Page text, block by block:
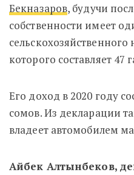
Бекназаров, будучи
собственности имеет
которого составляет 47
Его доход в 2020 году
сомов. Из декларации
владеет автомобилем
Айбек Алтынбеков,